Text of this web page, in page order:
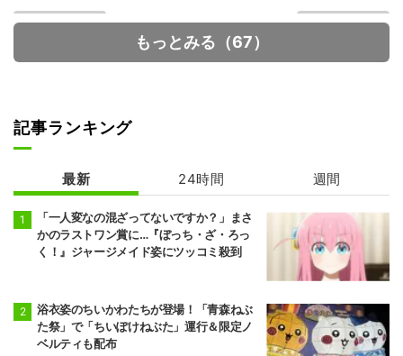
ト!! ヴァンガー
ド
ューン
もっとみる（67）
記事ランキング
最新 24時間 週間
「一人変なの混ざってないですか？」まさ
かのラストワン賞に…『ぼっち・ざ・ろっ
く！』ジャージメイド姿にツッコミ殺到
浴衣姿のちいかわたちが登場！「青森ねぶ
た祭」で「ちいぽけねぶた」運行＆限定ノ
ベルティも配布